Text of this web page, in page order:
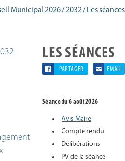
Municipal 2026 / 2032/ Les séances
LES SÉANCES
PARTAGER EMAIL
Séance du 6 août 2026
Avis Maire
Compte rendu
Délibérations
PV de la séance